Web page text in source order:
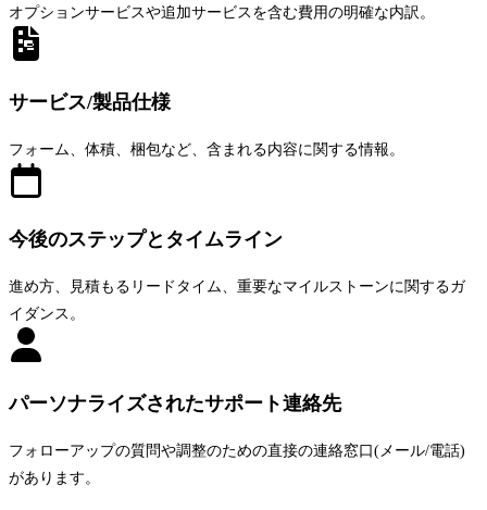
オプションサービスや追加サービスを含む費用の明確な内訳。
サービス/製品仕様
フォーム、体積、梱包など、含まれる内容に関する情報。
今後のステップとタイムライン
進め方、見積もるリードタイム、重要なマイルストーンに関するガ
イダンス。
パーソナライズされたサポート連絡先
フォローアップの質問や調整のための直接の連絡窓口(メール/電話)
があります。